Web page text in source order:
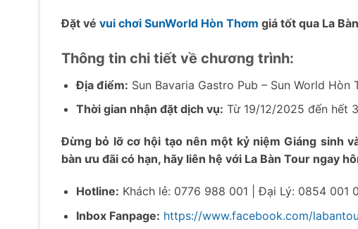
Đặt vé vui chơi SunWorld Hòn Thơm giá tốt qua La
Thông tin chi tiết về chương trình:
Địa điểm: Sun Bavaria Gastro Pub – Sun World Hòn
Thời gian nhận đặt dịch vụ: Từ 19/12/2025 đến hết
Đừng bỏ lỡ cơ hội tạo nên một kỷ niệm Giáng sinh
bàn ưu đãi có hạn, hãy liên hệ với La Bàn Tour ngay
Hotline: Khách lẻ: 0776 988 001 | Đại Lý: 0854 001
Inbox Fanpage: https://www.facebook.com/